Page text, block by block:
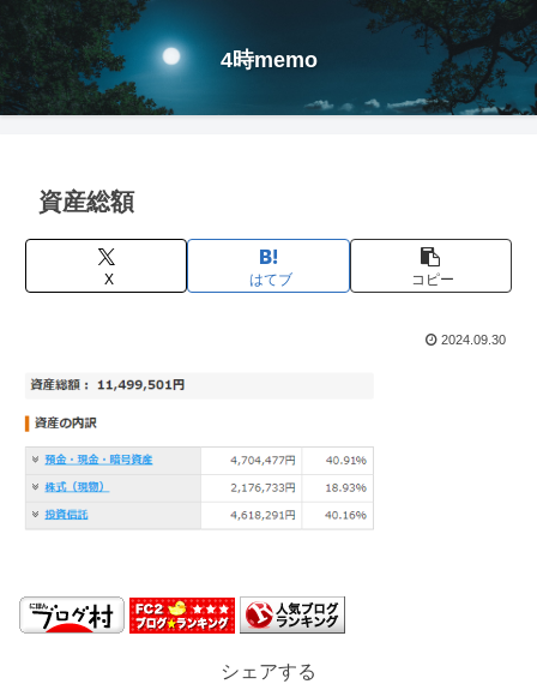
4時memo
資産総額
X はてブ コピー
2024.09.30
シェアする